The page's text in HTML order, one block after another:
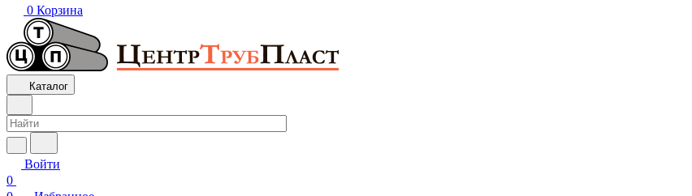
0 Корзина
Каталог
Войти
0